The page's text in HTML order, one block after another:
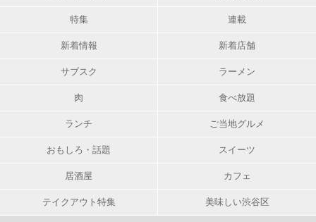
特集 連載
新着情報 新着店舗
サブスク ラーメン
肉 食べ放題
ランチ ご当地グルメ
おもしろ・話題 スイーツ
居酒屋 カフェ
テイクアウト特集 美味しい渋谷区